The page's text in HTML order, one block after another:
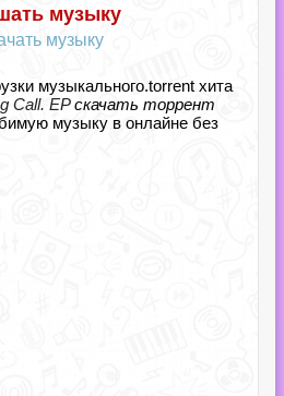
музыку
музыку
музыкального.torrent хита
Call. EPскачать торрент
музыку в онлайне без